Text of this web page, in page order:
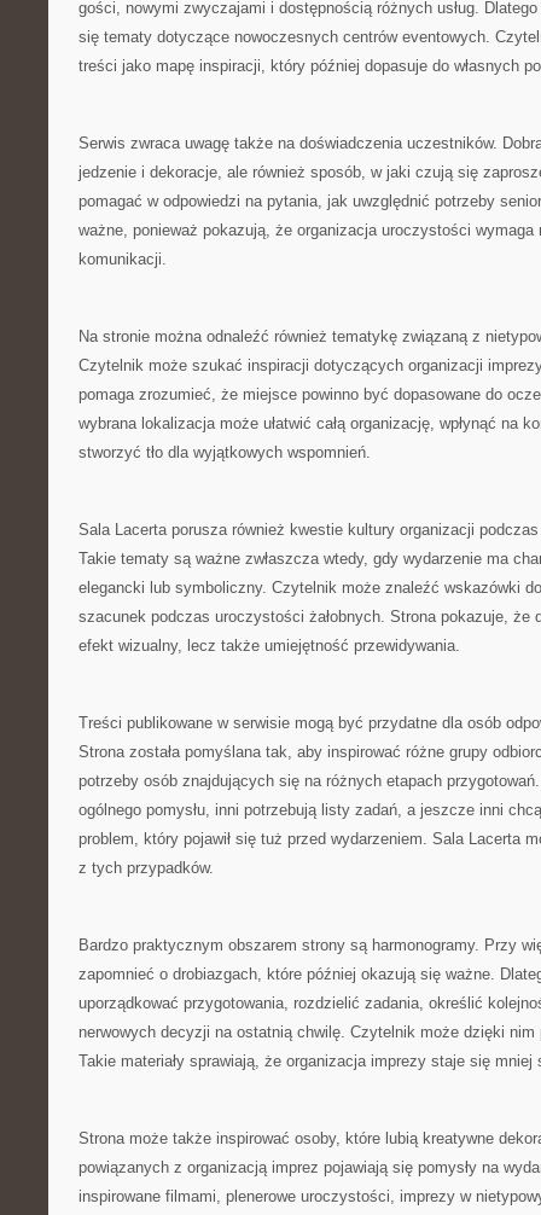
gości, nowymi zwyczajami i dostępnością różnych usług.
się tematy dotyczące nowoczesnych centrów eventowych.
treści jako mapę inspiracji, który później dopasuje do własnych
Serwis zwraca uwagę także na doświadczenia uczestników.
jedzenie i dekoracje, ale również sposób, w jaki czują się
pomagać w odpowiedzi na pytania, jak uwzględnić potrzeby
ważne, ponieważ pokazują, że organizacja uroczystości
komunikacji.
Na stronie można odnaleźć również tematykę związaną z
Czytelnik może szukać inspiracji dotyczących organizacji
pomaga zrozumieć, że miejsce powinno być dopasowane do
wybrana lokalizacja może ułatwić całą organizację, wpłynąć na
stworzyć tło dla wyjątkowych wspomnień.
Sala Lacerta porusza również kwestie kultury organizacji
Takie tematy są ważne zwłaszcza wtedy, gdy wydarzenie ma
elegancki lub symboliczny. Czytelnik może znaleźć wskazówki
szacunek podczas uroczystości żałobnych. Strona pokazuje, że
efekt wizualny, lecz także umiejętność przewidywania.
Treści publikowane w serwisie mogą być przydatne dla osób
Strona została pomyślana tak, aby inspirować różne grupy
potrzeby osób znajdujących się na różnych etapach
ogólnego pomysłu, inni potrzebują listy zadań, a jeszcze inni
problem, który pojawił się tuż przed wydarzeniem. Sala Lacerta
z tych przypadków.
Bardzo praktycznym obszarem strony są harmonogramy. Przy
zapomnieć o drobiazgach, które później okazują się ważne.
uporządkować przygotowania, rozdzielić zadania, określić
nerwowych decyzji na ostatnią chwilę. Czytelnik może dzięki
Takie materiały sprawiają, że organizacja imprezy staje się mniej
Strona może także inspirować osoby, które lubią kreatywne
powiązanych z organizacją imprez pojawiają się pomysły na
inspirowane filmami, plenerowe uroczystości, imprezy w